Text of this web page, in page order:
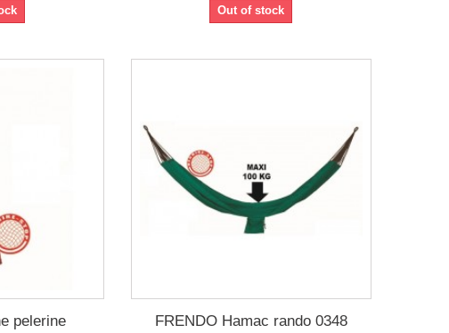
Out of stock
pelerine
FRENDO Hamac rando 0348